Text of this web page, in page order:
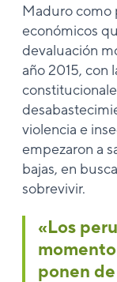
Maduro como
económicos
devaluación
año 2015, con
violencia e
empezaron a
bajas, en
sobrevivir.
«Los
ponen